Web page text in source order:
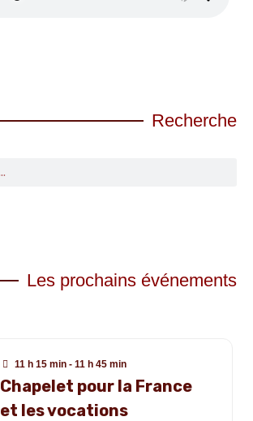
Recherche
Les prochains événements
11 h 15 min - 11 h 45 min
Chapelet pour la France
et les vocations